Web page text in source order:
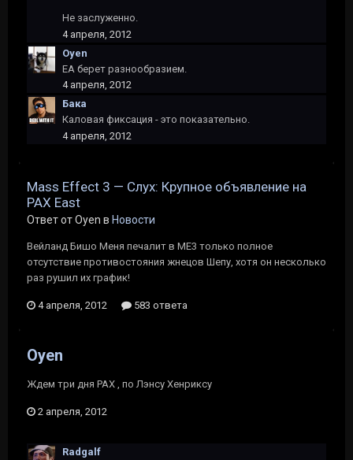
Не заслуженно.
4 апреля, 2012
Oyen
EA берет разнообразием.
4 апреля, 2012
Бака
Каловая фиксация - это показательно.
4 апреля, 2012
Mass Effect 3 — Слух: Крупное объявление на
PAX East
Ответ от Oyen в Новости
Вейланд Бишо Меня печалит в ME3 только полное
отсутствие противостояния жнецов Шепу, хотя он несколько
раз рушил их график!
4 апреля, 2012 583 ответа
Oyen
Ждем три дня PAX , по Лэнсу Хенриксу
2 апреля, 2012
Radgalf